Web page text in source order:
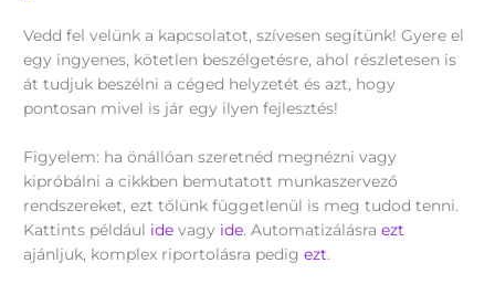
Vedd fel velünk a kapcsolatot, szívesen segítünk! Gyere el
egy ingyenes, kötetlen beszélgetésre, ahol részletesen is
át tudjuk beszélni a céged helyzetét és azt, hogy
pontosan mivel is jár egy ilyen fejlesztés!
Figyelem: ha önállóan szeretnéd megnézni vagy
kipróbálni a cikkben bemutatott munkaszervező
rendszereket, ezt tőlünk függetlenül is meg tudod tenni.
Kattints például ide vagy ide. Automatizálásraezt
ajánljuk, komplex riportolásra pedigezt.